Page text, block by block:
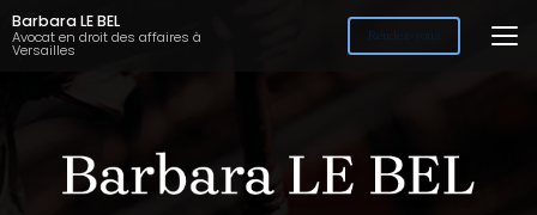
Aller
au
contenu
Barbara LE BEL
Avocat en droit des affaires à
Versailles
Rendez-vous